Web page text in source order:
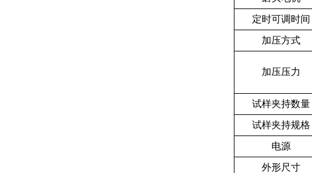
定时可调时间
加压方式
加压压力
试样夹持数量
试样夹持规格
电源
外形尺寸